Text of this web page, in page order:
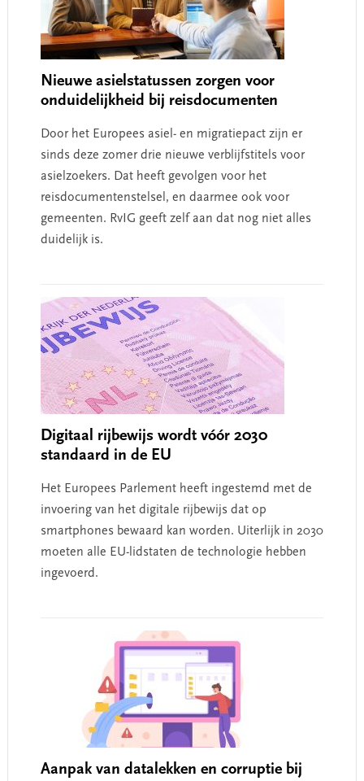
Nieuwe asielstatussen zorgen voor
onduidelijkheid bij reisdocumenten
Door het Europees asiel- en migratiepact zijn er
sinds deze zomer drie nieuwe verblijfstitels voor
asielzoekers. Dat heeft gevolgen voor het
reisdocumentenstelsel, en daarmee ook voor
gemeenten. RvIG geeft zelf aan dat nog niet alles
duidelijk is.
Digitaal rijbewijs wordt vóór 2030
standaard in de EU
Het Europees Parlement heeft ingestemd met de
invoering van het digitale rijbewijs dat op
smartphones bewaard kan worden. Uiterlijk in 2030
moeten alle EU-lidstaten de technologie hebben
ingevoerd.
Aanpak van datalekken en corruptie bij